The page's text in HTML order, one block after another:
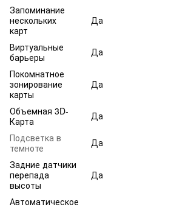
Запоминание
нескольких
карт
Да
Виртуальные
барьеры
Да
Покомнатное
зонирование
карты
Да
Объемная 3D-
Карта
Да
Подсветка в
темноте
Да
Задние датчики
перепада
высоты
Да
Автоматическое